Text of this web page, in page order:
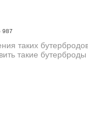
987
таких
такие бутерброды